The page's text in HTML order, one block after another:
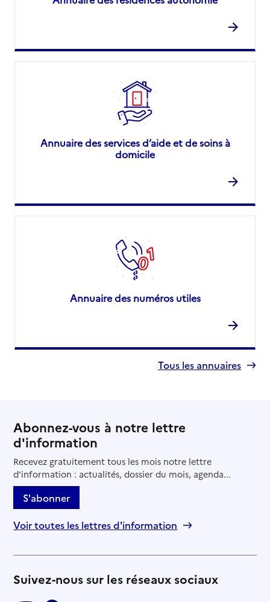
Annuaire des services d’aide et de soins à
domicile
Annuaire des numéros utiles
Tous les annuaires
Abonnez-vous à notre lettre
d'information
Recevez gratuitement tous les mois notre lettre
d'information : actualités, dossier du mois, agenda...
S'abonner
Voir toutes les lettres d'information
Suivez-nous sur les réseaux sociaux